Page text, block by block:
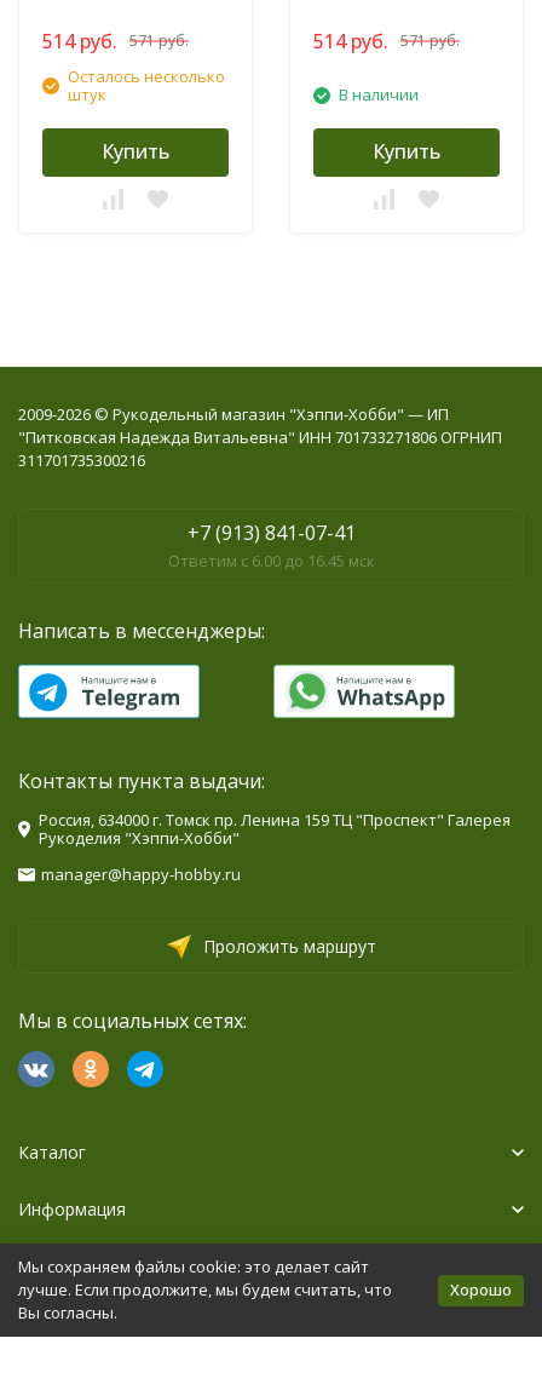
514 руб. 571 руб.
Осталось несколько
штук
Купить
514 руб. 571 руб.
В наличии
Купить
2009-2026 © Рукодельный магазин "Хэппи-Хобби" — ИП
"Питковская Надежда Витальевна" ИНН 701733271806 ОГРНИП
311701735300216
+7 (913) 841-07-41
Ответим с 6.00 до 16.45 мск
Написать в мессенджеры:
Контакты пункта выдачи:
Россия, 634000 г. Томск пр. Ленина 159 ТЦ "Проспект" Галерея
Рукоделия "Хэппи-Хобби"
manager@happy-hobby.ru
Проложить маршрут
Мы в социальных сетях:
Каталог
Информация
Дополнительно
Политика персональных данных Карта сайта
Мы сохраняем файлы cookie: это делает сайт
лучше. Если продолжите, мы будем считать, что
Вы согласны.
Хорошо